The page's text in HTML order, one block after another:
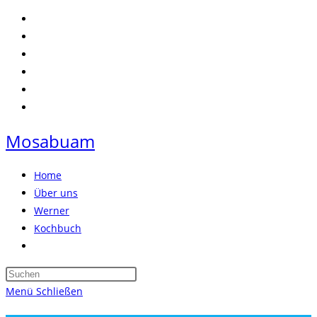
Zum
Inhalt
springen
Mosabuam
Home
Über uns
Werner
Kochbuch
umschalten
Press
Menü Schließen